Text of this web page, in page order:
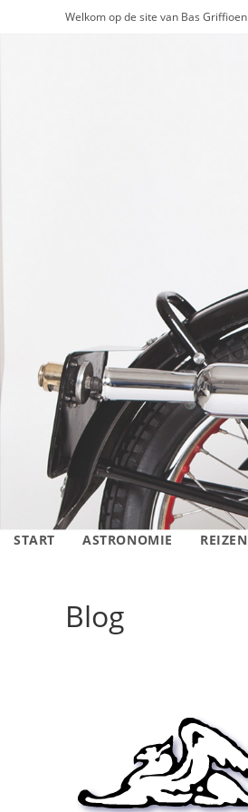
Welkom op de site van Bas Griffioen
START ASTRONOMIE REIZEN
Blog